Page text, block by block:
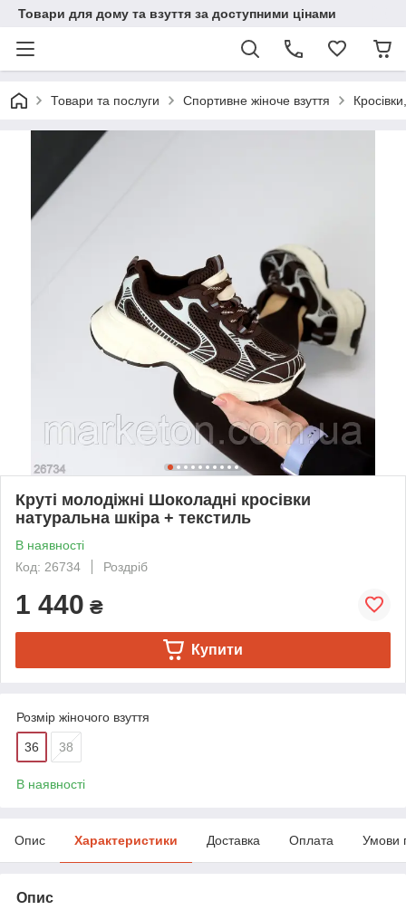
Товари для дому та взуття за доступними цінами
Товари та послуги Спортивне жіноче взуття
Круті молодіжні Шоколадні кросівки
натуральна шкіра + текстиль
В наявності
Код: 26734
Роздріб
1 440 ₴
Купити
Розмір жіночого взуття
36 38
В наявності
Опис Характеристики Доставка Оплата Умови
Опис